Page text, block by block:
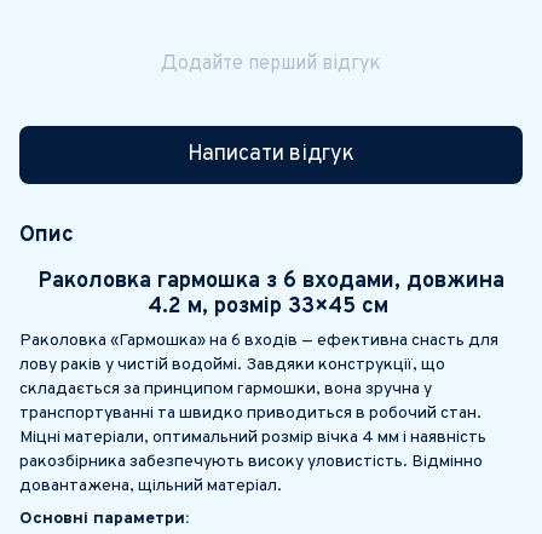
Додайте перший відгук
Написати відгук
Опис
Раколовка гармошка з 6 входами, довжина
4.2 м, розмір 33×45 см
Раколовка «Гармошка» на 6 входів — ефективна снасть для
лову раків у чистій водоймі. Завдяки конструкції, що
складається за принципом гармошки, вона зручна у
транспортуванні та швидко приводиться в робочий стан.
Міцні матеріали, оптимальний розмір вічка 4 мм і наявність
ракозбірника забезпечують високу уловистість. Відмінно
довантажена, щільний матеріал.
Основні параметри: